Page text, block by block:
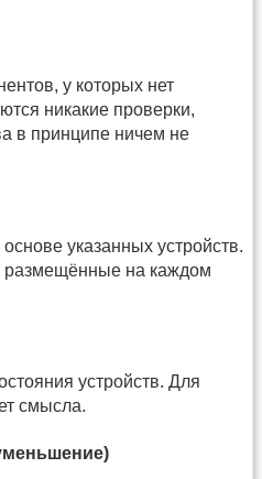
у которых нет
никакие проверки,
в принципе ничем не
указанных устройств.
размещённые на каждом
устройств. Для
смысла.